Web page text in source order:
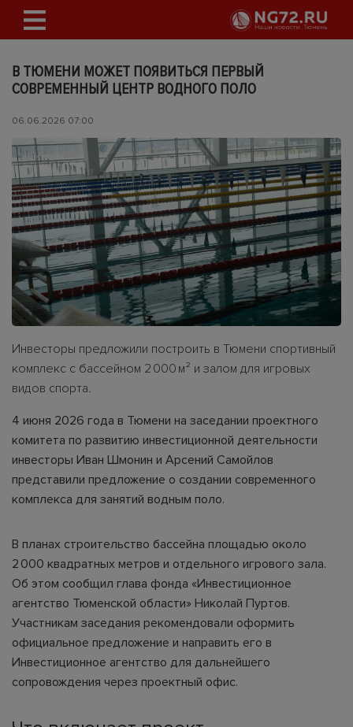
В ТЮМЕНИ МОЖЕТ ПОЯВИТЬСЯ ПЕРВЫЙ
СОВРЕМЕННЫЙ ЦЕНТР ВОДНОГО ПОЛО
06.06.2026 07:00
Инвесторы предложили построить в Тюмени спортивный
комплекс с бассейном 2 000 м² и залом для игровых
видов спорта.
4 июня 2026 года в Тюмени на заседании проектного
комитета по развитию инвестиционной деятельности
инвесторы Иван Шмонин и Арсений Самойлов
представили предложение о создании современного
комплекса для занятий водным поло.
В планах строительство бассейна площадью около
2 000 квадратных метров и отдельного игрового зала.
Об этом сообщил глава фонда «Инвестиционное
агентство Тюменской области» Николай Пуртов.
Участникам заседания рекомендовали оформить
официальное предложение и направить его в
Инвестиционное агентство для дальнейшего
сопровождения через проектный офис.